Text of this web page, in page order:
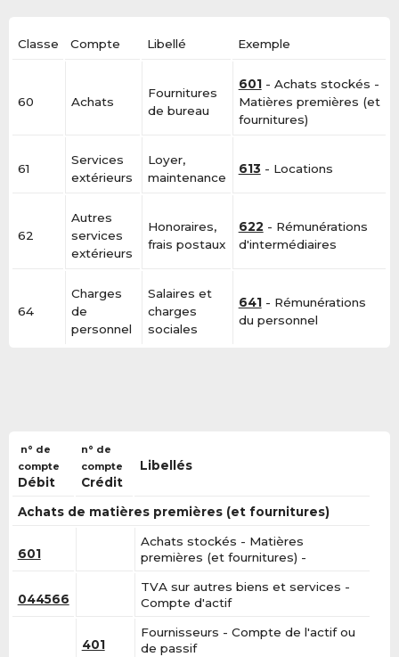
Classe Compte Libellé Exemple
60 Achats
Fournitures
de bureau
601- Achats stockés -
Matières premières (et
fournitures)
61
Services
extérieurs
Loyer,
maintenance
613 - Locations
62
Autres
services
extérieurs
Honoraires,
frais postaux
622 - Rémunérations
d'intermédiaires
64
Charges
de
personnel
Salaires et
charges
sociales
641- Rémunérations
du personnel
n° de
compte
Débit
n° de
compte
Crédit
Libellés
Achats de matières premières (et fournitures)
601
Achats stockés - Matières
premières (et fournitures) -
044566
TVA sur autres biens et services -
Compte d'actif
401
Fournisseurs - Compte de l'actif ou
de passif